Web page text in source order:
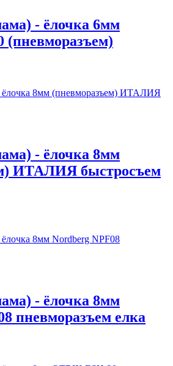
- ёлочка 6мм
(пневморазъем)
- ёлочка 8мм
ИТАЛИЯ быстросъем
- ёлочка 8мм
пневморазъем елка